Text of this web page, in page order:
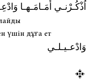
اُذْكُـرْنـي أَمَـامَـهـا
үшін дұға ет
وَادْعـيـلـي